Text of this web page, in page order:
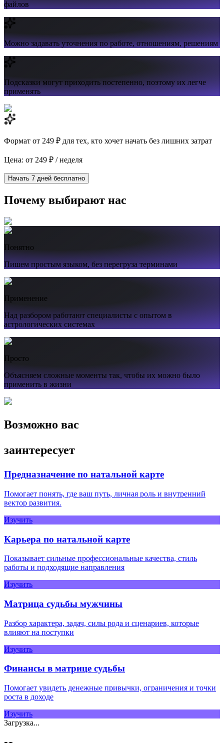
файлов
Можно задавать уточнения по работе,отношениям, решениям
Подсказки могут приходить постепенно, поэтому их легче
применять
Формат от 249 ₽ для тех, кто хочет начать без лишних затрат
Цена: от 249 ₽ / неделя
Начать 7 дней бесплатно
Почему выбирают нас
Понятно
Пишем простым языком, без перегруза терминами
Применение
Над разбором работают специалисты с опытом в
астрологических системах
Просто
Объясняем сложные моменты так, чтобы их можно было
применить в жизни
Возможно вас
заинтересует
Предназначение по натальной карте
Помогает понять, где ваш путь, личная роль и внутренний
вектор развития.
Изучить
Карьера по натальной карте
Показывает сильные профессиональные качества, стиль
работы и подходящие направления
Изучить
Матрица судьбы мужчины
Разбор характера, задач, силы рода и сценариев, которые
влияют на поступки
Изучить
Финансы в матрице судьбы
Помогает увидеть денежные привычки, ограничения и точки
роста в доходе
Изучить
Загрузка...